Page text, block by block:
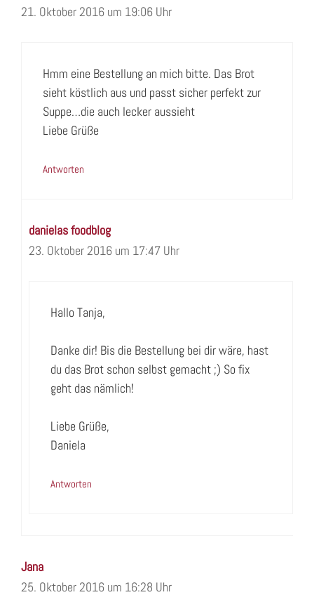
21. Oktober 2016 um 19:06 Uhr
Hmm eine Bestellung an mich bitte. Das Brot
sieht köstlich aus und passt sicher perfekt zur
Suppe…die auch lecker aussieht
Liebe Grüße
Antworten
danielas foodblog
23. Oktober 2016 um 17:47 Uhr
Hallo Tanja,
Danke dir! Bis die Bestellung bei dir wäre, hast
du das Brot schon selbst gemacht ;) So fix
geht das nämlich!
Liebe Grüße,
Daniela
Antworten
Jana
25. Oktober 2016 um 16:28 Uhr